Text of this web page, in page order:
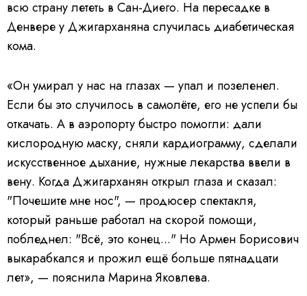
всю страну лететь в Сан-Диего. На пересадке в
Денвере у Джигарханяна случилась диабетическая
кома.
«Он умирал у нас на глазах — упал и позеленел.
Если бы это случилось в самолёте, его не успели бы
откачать. А в аэропорту быстро помогли: дали
кислородную маску, сняли кардиограмму, сделали
искусственное дыхание, нужные лекарства ввели в
вену. Когда Джигарханян открыл глаза и сказал:
"Почешите мне нос", — продюсер спектакля,
который раньше работал на скорой помощи,
побледнел: "Всё, это конец..." Но Армен Борисович
выкарабкался и прожил ещё больше пятнадцати
лет», — пояснила Марина Яковлева.